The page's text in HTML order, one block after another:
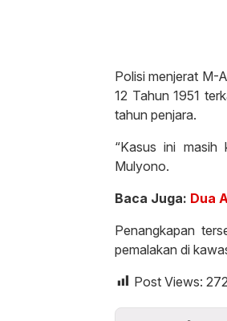
Polisi menjerat M-
12 Tahun 1951
tahun penjara.
“Kasus ini masih
Mulyono.
Baca Juga: Dua
Penangkapan
pemalakan di
Post Views: 272